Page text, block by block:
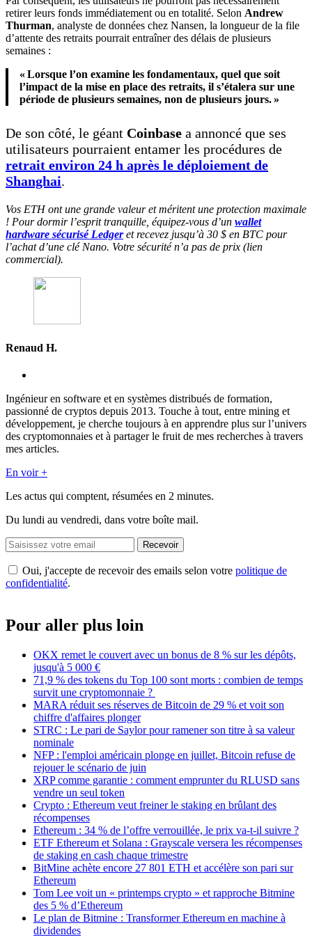
retirer leurs fonds immédiatement ou en totalité. Selon Andrew
Thurman, analyste de données chez Nansen, la longueur de la file
d’attente des retraits pourrait entraîner des délais de plusieurs
semaines :
« Lorsque l’on examine les fondamentaux, quel que soit
l’impact de la mise en place des retraits, il s’étalera sur une
période de plusieurs semaines, non de plusieurs jours. »
De son côté, le géant Coinbase a annoncé que ses
utilisateurs pourraient entamer les procédures de
retrait environ 24 h après le déploiement de
Shanghai.
Vos ETH ont une grande valeur et méritent une protection maximale
! Pour dormir l’esprit tranquille, équipez-vous d’un wallet
hardware sécurisé Ledgeret recevez jusqu’à 30 $ en BTC pour
l’achat d’une clé Nano. Votre sécurité n’a pas de prix (lien
commercial).
Renaud H.
Ingénieur en software et en systèmes distribués de formation,
passionné de cryptos depuis 2013. Touche à tout, entre mining et
développement, je cherche toujours à en apprendre plus sur l’univers
des cryptomonnaies et à partager le fruit de mes recherches à travers
mes articles.
En voir +
Les actus qui comptent, résumées en 2 minutes.
Du lundi au vendredi, dans votre boîte mail.
Recevoir
Oui, j'accepte de recevoir des emails selon votre politique de
confidentialité.
Pour aller plus loin
OKX remet le couvert avec un bonus de 8 % sur les dépôts,
jusqu'à 5 000 €
71,9 % des tokens du Top 100 sont morts : combien de temps
survit une cryptomonnaie ?
MARA réduit ses réserves de Bitcoin de 29 % et voit son
chiffre d'affaires plonger
STRC : Le pari de Saylor pour ramener son titre à sa valeur
nominale
NFP : l'emploi américain plonge en juillet, Bitcoin refuse de
rejouer le scénario de juin
XRP comme garantie : comment emprunter du RLUSD sans
vendre un seul token
Crypto : Ethereum veut freiner le staking en brûlant des
récompenses
Ethereum : 34 % de l’offre verrouillée, le prix va-t-il suivre ?
ETF Ethereum et Solana : Grayscale versera les récompenses
de staking en cash chaque trimestre
BitMine achète encore 27 801 ETH et accélère son pari sur
Ethereum
Tom Lee voit un « printemps crypto » et rapproche Bitmine
des 5 % d’Ethereum
Le plan de Bitmine : Transformer Ethereum en machine à
dividendes